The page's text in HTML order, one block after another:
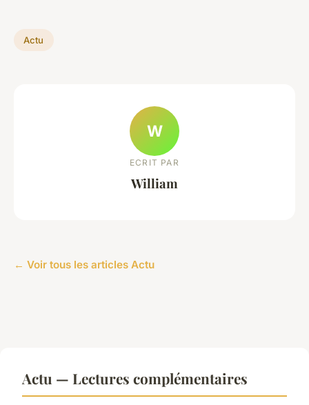
Actu
W
ECRIT PAR
William
← Voir tous les articles Actu
Actu — Lectures complémentaires